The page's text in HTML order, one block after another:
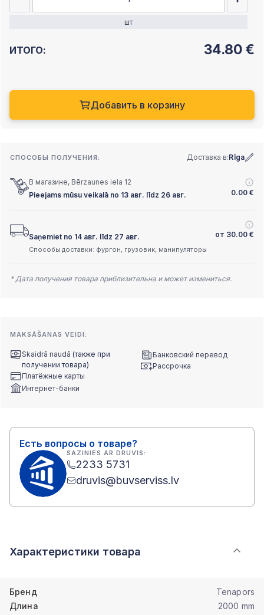
шт
ИТОГО: 34.80 €
Добавить в корзину
СПОСОБЫ ПОЛУЧЕНИЯ: Доставка в:Rīga
В магазине, Bērzaunes iela 12
Pieejams mūsu veikalā no 13 авг. līdz 26 авг.
0.00 €
Saņemiet no 14 авг. līdz 27 авг. от 30.00 €
Способы доставки: фургон, грузовик, манипуляторы
* Дата получения товара приблизительна и может измениться.
MAKSĀŠANAS VEIDI:
Skaidrā naudā (также при
получении товара)
Платёжные карты
Интернет-банки
Банковский перевод
Рассрочка
Есть вопросы о товаре?
SAZINIES AR DRUVIS:
2233 5731
druvis@buvserviss.lv
Характеристики товара
Бренд
Tenapors
Длина
2000 mm